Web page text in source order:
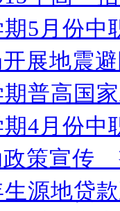
5月份中
展地震
普高国
4月份
政策宣传
源地贷